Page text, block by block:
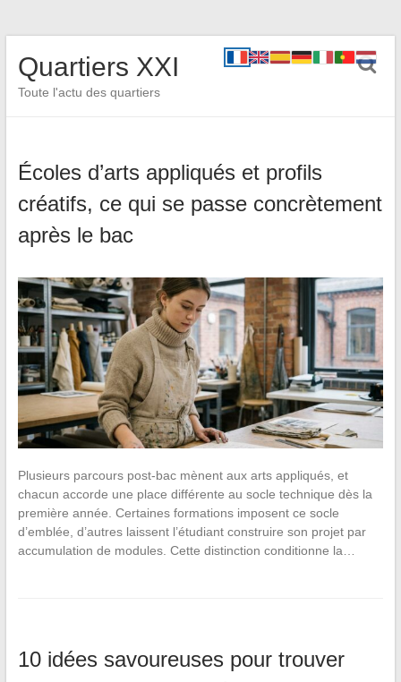
Quartiers XXI
Toute l'actu des quartiers
Écoles d’arts appliqués et profils
créatifs, ce qui se passe concrètement
après le bac
Plusieurs parcours post-bac mènent aux arts appliqués, et
chacun accorde une place différente au socle technique dès la
première année. Certaines formations imposent ce socle
d’emblée, d’autres laissent l’étudiant construire son projet par
accumulation de modules. Cette distinction conditionne la…
10 idées savoureuses pour trouver